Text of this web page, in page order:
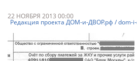
22 НОЯБРЯ 2013 00:00
Редакция проекта ДОМ-и-ДВОР.рф / dom-